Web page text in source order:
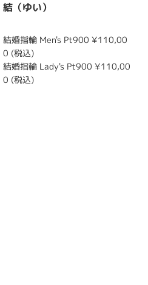
結（ゆい）
結婚指輪 Men's Pt900 ¥110,00
0 (税込)
結婚指輪 Lady's Pt900 ¥110,00
0 (税込)